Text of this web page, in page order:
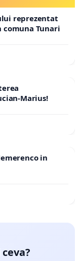
reprezentat
comuna Tunari
Marius!
in